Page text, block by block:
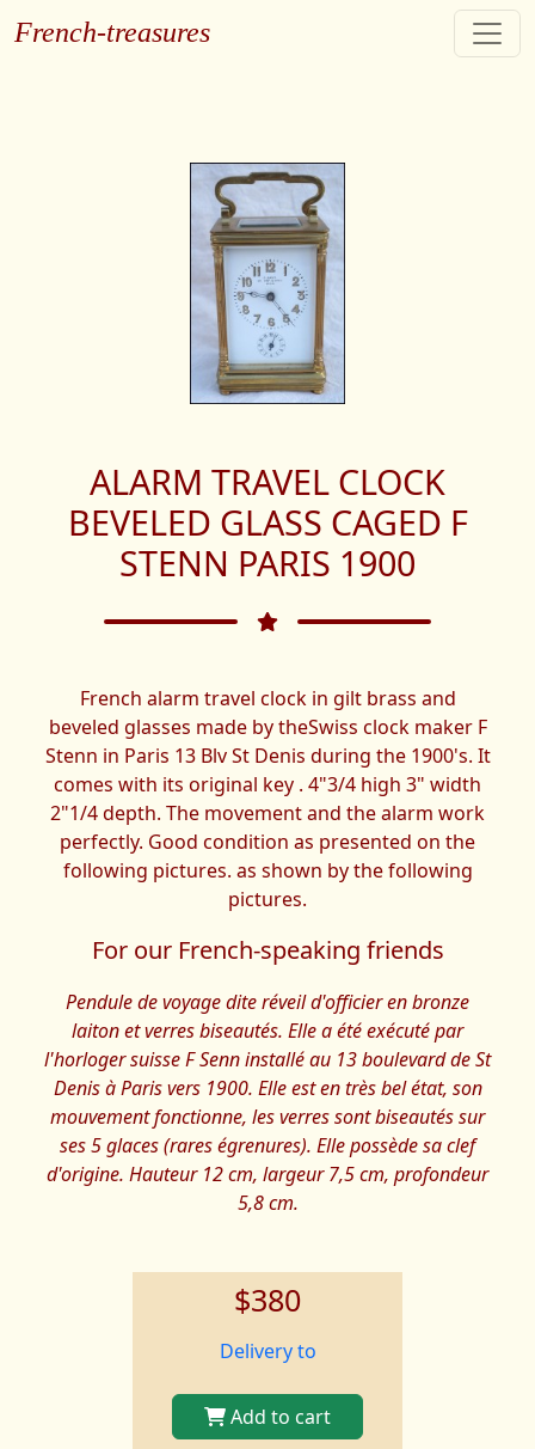
French-treasures
ALARM TRAVEL CLOCK
BEVELED GLASS CAGED F
STENN PARIS 1900
French alarm travel clock in gilt brass and
beveled glasses made by theSwiss clock maker F
Stenn in Paris 13 Blv St Denis during the 1900's. It
comes with its original key . 4"3/4 high 3" width
2"1/4 depth. The movement and the alarm work
perfectly. Good condition as presented on the
following pictures. as shown by the following
pictures.
For our French-speaking friends
Pendule de voyage dite réveil d'officier en bronze
laiton et verres biseautés. Elle a été exécuté par
l'horloger suisse F Senn installé au 13 boulevard de St
Denis à Paris vers 1900. Elle est en très bel état, son
mouvement fonctionne, les verres sont biseautés sur
ses 5 glaces (rares égrenures). Elle possède sa clef
d'origine. Hauteur 12 cm, largeur 7,5 cm, profondeur
5,8 cm.
$380
Delivery to
Add to cart